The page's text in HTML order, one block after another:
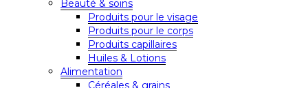
Beauté & soins
Produits pour le visage
Produits pour le corps
Produits capillaires
Huiles & Lotions
Alimentation
Céréales & grains